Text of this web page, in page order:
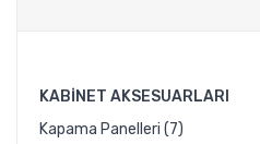
KABINET AKSESUARLARI
Kapama Panelleri (7)